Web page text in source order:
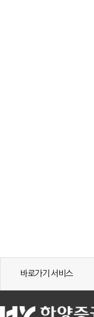
바로가기 서비스